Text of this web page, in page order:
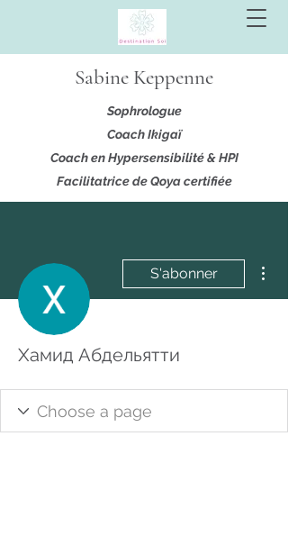
Sabine Keppenne
Sophrologue
Coach Ikigaï
Coach en Hypersensibilité & HPI
Facilitatrice de Qoya certifiée
S'abonner
Хамид Абдельятти